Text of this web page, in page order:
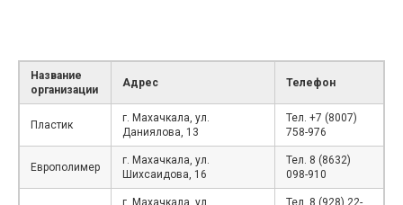
Название
организации
Адрес Телефон
Пластик
г. Махачкала, ул.
Даниялова, 13
Тел. +7 (8007)
758-976
Европолимер
г. Махачкала, ул.
Шихсаидова, 16
Тел. 8 (8632)
098-910
г. Махачкала, ул.
Тел. 8 (928) 22-